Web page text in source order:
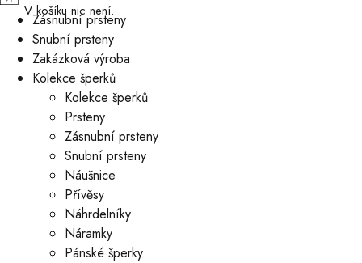
V košíku nic není.
Zásnubní prsteny
Snubní prsteny
Zakázková výroba
Kolekce šperků
Kolekce šperků
Prsteny
Zásnubní prsteny
Snubní prsteny
Náušnice
Přívěsy
Náhrdelníky
Náramky
Pánské šperky